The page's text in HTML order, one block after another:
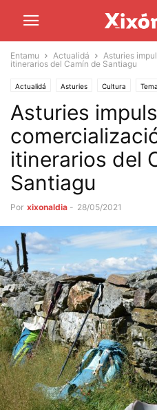
Entamu Actualidá
Asturies
itinerarios del Camín de Santiagu
Actualidá Asturies Cultura
Asturies
itinerarios del
Santiagu
Por xixonaldia - 28/05/2021